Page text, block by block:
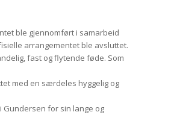
ble gjennomført i samarbeid
arrangementet ble avsluttet.
fast og flytende føde. Som
med en særdeles hyggelig og
Gundersen for sin lange og